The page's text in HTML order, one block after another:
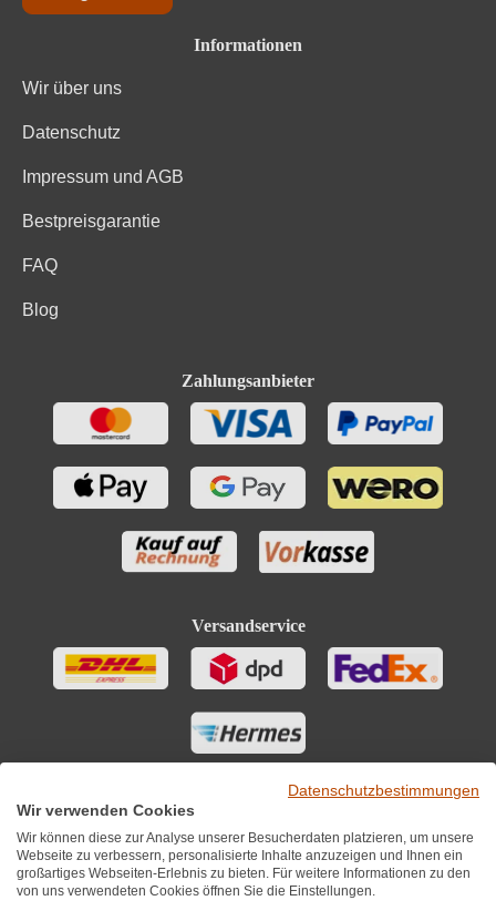
Informationen
Wir über uns
Datenschutz
Impressum und AGB
Bestpreisgarantie
FAQ
Blog
Zahlungsanbieter
Versandservice
Datenschutzbestimmungen
Wir verwenden Cookies
Wir können diese zur Analyse unserer Besucherdaten platzieren, um unsere
Webseite zu verbessern, personalisierte Inhalte anzuzeigen und Ihnen ein
großartiges Webseiten-Erlebnis zu bieten. Für weitere Informationen zu den
von uns verwendeten Cookies öffnen Sie die Einstellungen.